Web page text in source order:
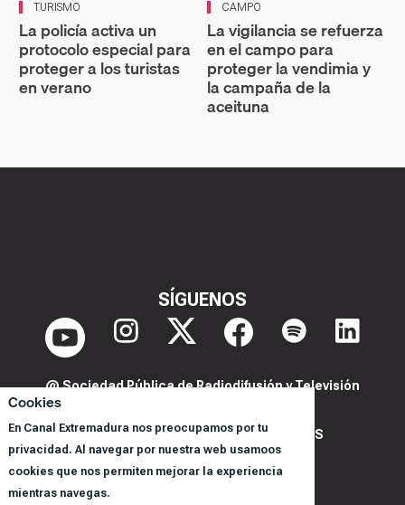
Cookies
En Canal Extremadura nos preocupamos por tu
privacidad. Al navegar por nuestra web usamoos
cookies que nos permiten mejorar la experiencia
mientras navegas.
TURISMO
La policía activa un
protocolo especial para
proteger a los turistas
en verano
CAMPO
La vigilancia se refuerza
en el campo para
proteger la vendimia y
la campaña de la
aceituna
SÍGUENOS
@ Sociedad Pública de Radiodifusión y Televisión
POLITICA DE PRIVACIDAD Y COOKIES